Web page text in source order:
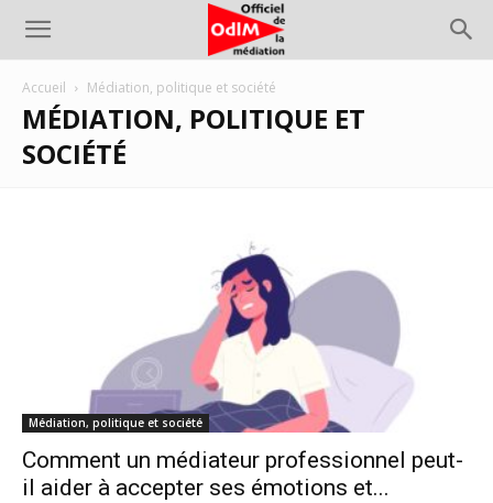
Accueil Médiation, politique et société
MÉDIATION, POLITIQUE ET
SOCIÉTÉ
Médiation, politique et société
Comment un médiateur professionnel peut-
il aider à accepter ses émotions et...